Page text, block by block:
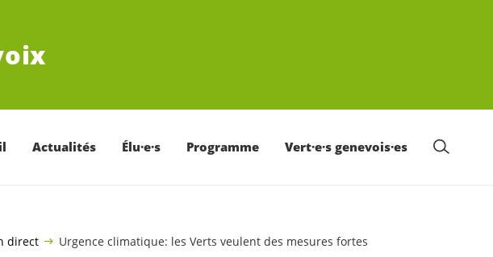
Actualités Élu·e·s Programme Vert·e·s genevois·es
direct Urgence climatique: les Verts veulent des mesures fortes